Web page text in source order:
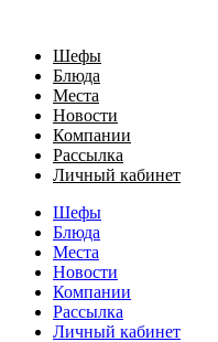
Шефы
Блюда
Места
Новости
Компании
Рассылка
Личный кабинет
Шефы
Блюда
Места
Новости
Компании
Рассылка
Личный кабинет